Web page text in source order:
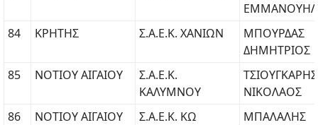
ΕΜΜΑΝΟΥΗΛ
84
ΚΡΗΤΗΣ Σ.Α.Ε.Κ. ΧΑΝΙΩΝ
ΜΠΟΥΡΔΑΣ
ΔΗΜΗΤΡΙΟΣ
85
ΝΟΤΙΟΥ ΑΙΓΑΙΟΥ
Σ.Α.Ε.Κ.
ΚΑΛΥΜΝΟΥ
ΤΣΙΟΥΓΚΑΡΗΣ
ΝΙΚΟΛΑΟΣ
86
ΝΟΤΙΟΥ ΑΙΓΑΙΟΥ Σ.Α.Ε.Κ. ΚΩ
ΜΠΑΛΑΛΗΣ